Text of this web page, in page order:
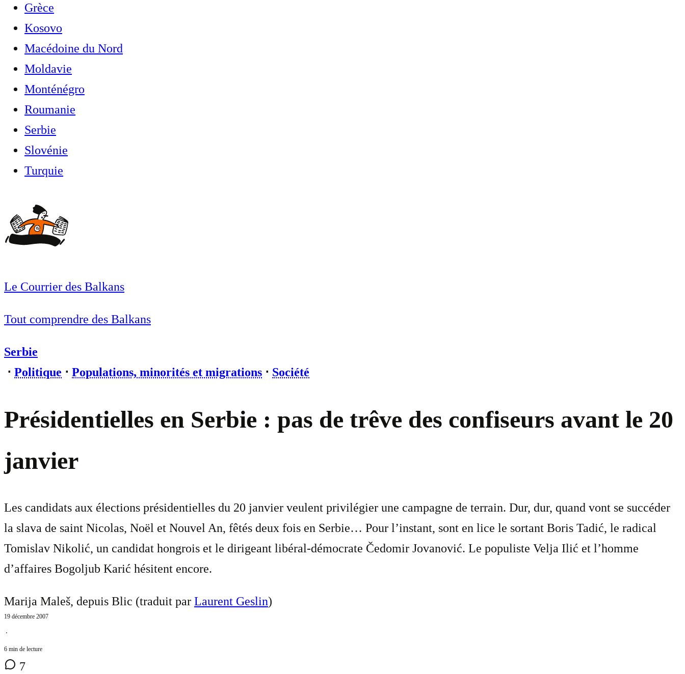
Grèce
Kosovo
Macédoine du Nord
Moldavie
Monténégro
Roumanie
Serbie
Slovénie
Turquie
Le Courrier des Balkans
Tout comprendre des Balkans
Serbie
⋅ Politique ⋅ Populations, minorités et migrations ⋅ Société
Présidentielles en Serbie : pas de trêve des confiseurs avant le 20
janvier
Les candidats aux élections présidentielles du 20 janvier veulent privilégier une campagne de terrain. Dur, dur, quand vont se succéder
la slava de saint Nicolas, Noël et Nouvel An, fêtés deux fois en Serbie… Pour l’instant, sont en lice le sortant Boris Tadić, le radical
Tomislav Nikolić, un candidat hongrois et le dirigeant libéral-démocrate Čedomir Jovanović. Le populiste Velja Ilić et l’homme
d’affaires Bogoljub Karić hésitent encore.
Marija Maleš, depuis Blic (traduit par Laurent Geslin)
19 décembre 2007
⋅
6 min de lecture
7